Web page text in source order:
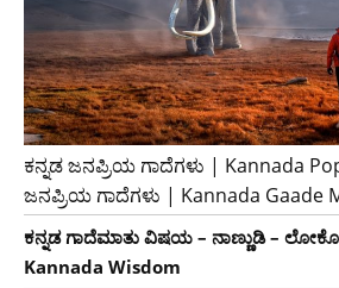
ಕನ್ನಡ ಜನಪ್ರಿಯ ಗಾದೆಗಳು | Kannada
ಜನಪ್ರಿಯ ಗಾದೆಗಳು | Kannada Gaade
ಕನ್ನಡ ಗಾದೆಮಾತು ವಿಷಯ – ನಾಣ್ಣುಡಿ –
Kannada Wisdom